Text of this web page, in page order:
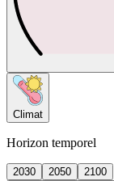
Climat
Horizon temporel
2030 2050
2100